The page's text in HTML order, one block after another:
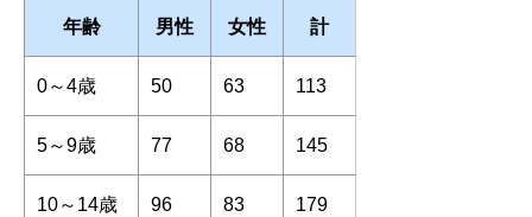
年齢 男性 女性 計
0～4歳 50 63 113
5～9歳 77 68 145
10～14歳 96 83 179